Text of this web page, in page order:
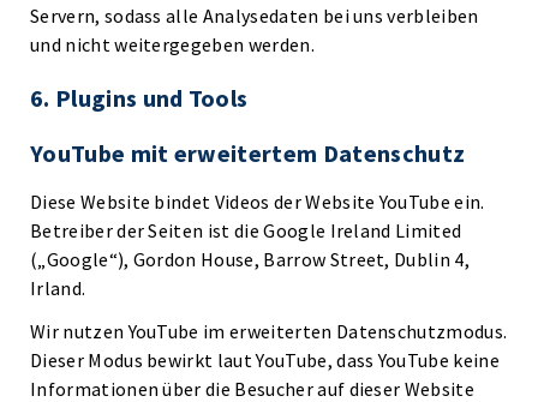
Servern, sodass alle Analysedaten bei uns verbleiben
und nicht weitergegeben werden.
6. Plugins und Tools
YouTube mit erweitertem Datenschutz
Diese Website bindet Videos der Website YouTube ein.
Betreiber der Seiten ist die Google Ireland Limited
(„Google“), Gordon House, Barrow Street, Dublin 4,
Irland.
Wir nutzen YouTube im erweiterten Datenschutzmodus.
Dieser Modus bewirkt laut YouTube, dass YouTube keine
Informationen über die Besucher auf dieser Website